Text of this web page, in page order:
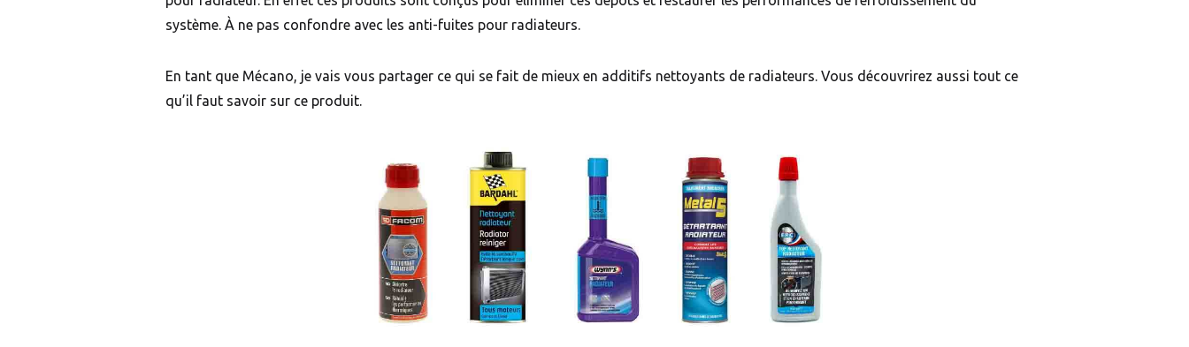
système. À ne pas confondre avec les anti-fuites pour radiateurs.
En tant que Mécano, je vais vous partager ce qui se fait de mieux en additifs nettoyants de radiateurs. Vous découvrirez aussi tout ce
qu’il faut savoir sur ce produit.